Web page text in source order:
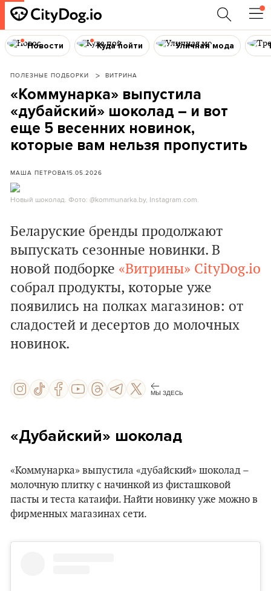
Новости Куда пойти Уличная мода
ПОЛЕЗНЫЕ ПОДБОРКИ ВИТРИНА
«Коммунарка» выпустила
«дубайский» шоколад – и вот
еще 5 весенних новинок,
которые вам нельзя пропустить
МАША ПЕТРОВА15.05.2026
Новый шоколад. Фото: @kommunarka.by, Instagram.com.
Беларуские бренды продолжают
выпускать сезонные новинки. В
новой подборке «Витрины» CityDog.io
собрал продукты, которые уже
появились на полках магазинов: от
сладостей и десертов до молочных
новинок.
МЫ ЗДЕСЬ
«Дубайский» шоколад
«Коммунарка» выпустила «дубайский» шоколад –
молочную плитку с начинкой из фисташковой
пасты и теста катаифи. Найти новинку уже можно в
фирменных магазинах сети.